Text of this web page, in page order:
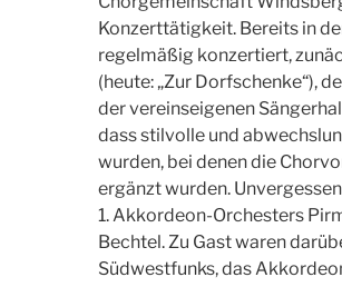
Konzerttätigkeit. Bereits in
regelmäßig konzertiert,
(heute: „Zur Dorfschenke“),
der vereinseigenen
dass stilvolle und
wurden, bei denen die
ergänzt wurden.
1. Akkordeon-Orchesters
Bechtel. Zu Gast waren
Südwestfunks, das